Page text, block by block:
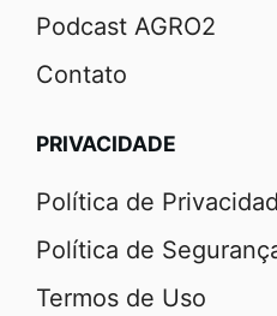
Podcast AGRO2
Contato
PRIVACIDADE
Política de
Política de
Termos de Uso